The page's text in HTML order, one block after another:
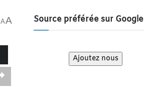
AA Source préférée sur Google
Ajoutez nous